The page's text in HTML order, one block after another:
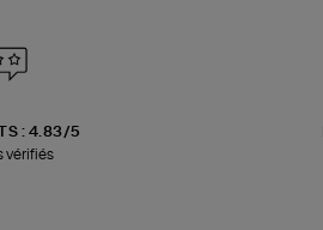
: 4.83/5
vérifiés